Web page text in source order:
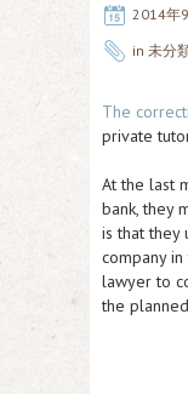
2014年
in 未分
The
private
At the last
bank, they
is that they
company
lawyer to
the